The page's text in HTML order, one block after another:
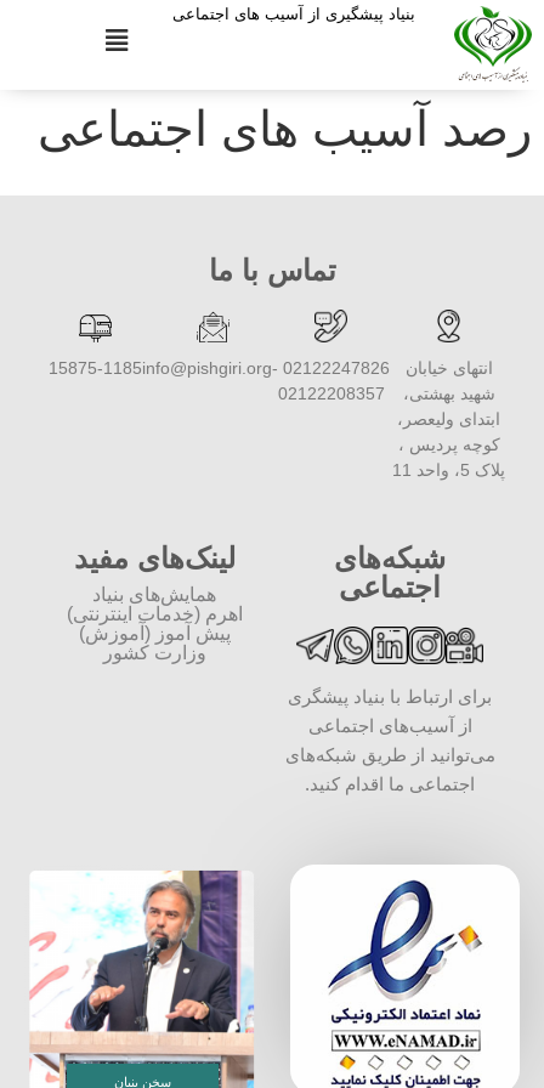
بنیاد پیشگیری از آسیب های اجتماعی
رصد آسیب‌ های اجتماعی
تماس با ما
انتهای خیابان
شهید بهشتی،
ابتدای ولیعصر،
کوچه پردیس ،
پلاک 5، واحد 11
02122247826 -
02122208357
info@pishgiri.org
15875-1185
شبکه‌های
اجتماعی
برای ارتباط با بنیاد پیشگری
از آسیب‌های اجتماعی
می‌توانید از طریق شبکه‌‎های
اجتماعی ما اقدام کنید.
لینک‌های مفید
همایش‌های بنیاد
اهرم (خدمات اینترنتی)
پیش آموز (آموزش)
وزارت کشور
سخن بنیان